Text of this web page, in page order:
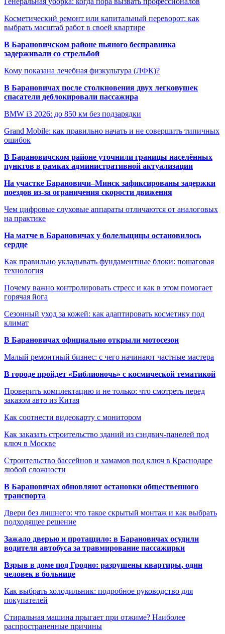
Косметический ремонт или капитальный переворот: как
выбрать масштаб работ в своей квартире
В Барановичском районе пьяного бесправника
задерживали со стрельбой
Кому показана лечебная физкультура (ЛФК)?
В Барановичах после столкновения двух легковушек
спасатели деблокировали пассажира
BMW i3 2026: до 850 км без подзарядки
Grand Mobile: как правильно начать и не совершить типичных
ошибок
В Барановичском районе уточнили границы населённых
пунктов в рамках административной актуализации
На участке Барановичи–Минск зафиксированы задержки
поездов из-за ограничения скорости движения
Чем цифровые слуховые аппараты отличаются от аналоговых
на практике
На матче в Барановичах у болельщицы остановилось
сердце
Как правильно укладывать фундаментные блоки: пошаговая
технология
Почему важно контролировать стресс и как в этом помогает
горячая йога
Сезонный уход за кожей: как адаптировать косметику под
климат
В Барановичах официально открыли мотосезон
Малый ремонтный бизнес: с чего начинают частные мастера
В городе пройдет «Библионочь» с космической тематикой
Проверить комплектацию и не только: что смотреть перед
заказом авто из Китая
Как соотнести видеокарту с монитором
Как заказать строительство зданий из сэндвич-панелей под
ключ в Москве
Строительство бассейнов и хамамов под ключ в Краснодаре
любой сложности
В Барановичах обновляют остановки общественного
транспорта
Двери без лишнего: что такое скрытый монтаж и как выбрать
подходящее решение
Зажало дверью и протащило: в Барановичах осудили
водителя автобуса за травмирование пассажирки
Взрыв в доме под Гродно: разрушены квартиры, один
человек в больнице
Как выбрать холодильник: подробное руководство для
покупателей
Стиральная машина прыгает при отжиме? Наиболее
распространенные причины